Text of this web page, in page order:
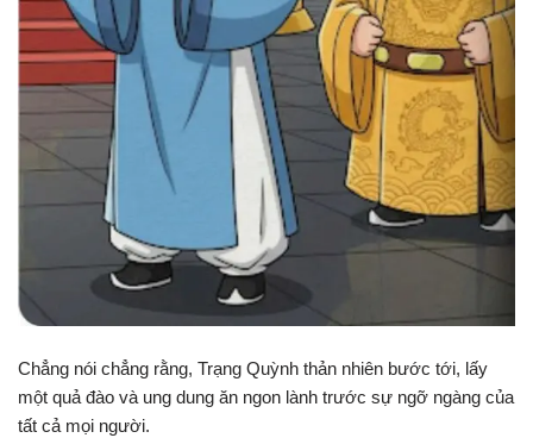
Chẳng nói chẳng rằng, Trạng Quỳnh thản nhiên bước tới, lấy
một quả đào và ung dung ăn ngon lành trước sự ngỡ ngàng của
tất cả mọi người.